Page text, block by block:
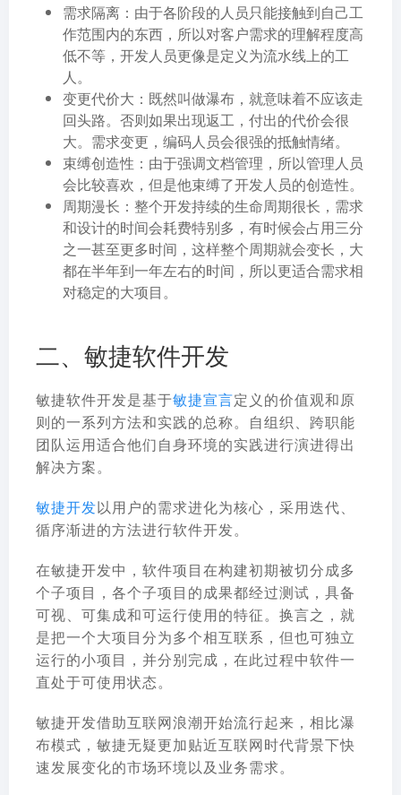
需求隔离：由于各阶段的人员只能接触到自己工
作范围内的东西，所以对客户需求的理解程度高
低不等，开发人员更像是定义为流水线上的工
人。
变更代价大：既然叫做瀑布，就意味着不应该走
回头路。否则如果出现返工，付出的代价会很
大。需求变更，编码人员会很强的抵触情绪。
束缚创造性：由于强调文档管理，所以管理人员
会比较喜欢，但是他束缚了开发人员的创造性。
周期漫长：整个开发持续的生命周期很长，需求
和设计的时间会耗费特别多，有时候会占用三分
之一甚至更多时间，这样整个周期就会变长，大
都在半年到一年左右的时间，所以更适合需求相
对稳定的大项目。
二、敏捷软件开发
敏捷软件开发是基于敏捷宣言定义的价值观和原
则的一系列方法和实践的总称。自组织、跨职能
团队运用适合他们自身环境的实践进行演进得出
解决方案。
敏捷开发以用户的需求进化为核心， 采用迭代、
循序渐进的方法进行软件开发。
在敏捷开发中，软件项目在构建初期被切分成多
个子项目，各个子项目的成果都经过测试，具备
可视、可集成和可运行使用的特征。换言之，就
是把一个大项目分为多个相互联系，但也可独立
运行的小项目，并分别完成，在此过程中软件一
直处于可使用状态。
敏捷开发借助互联网浪潮开始流行起来，相比瀑
布模式，敏捷无疑更加贴近互联网时代背景下快
速发展变化的市场环境以及业务需求。